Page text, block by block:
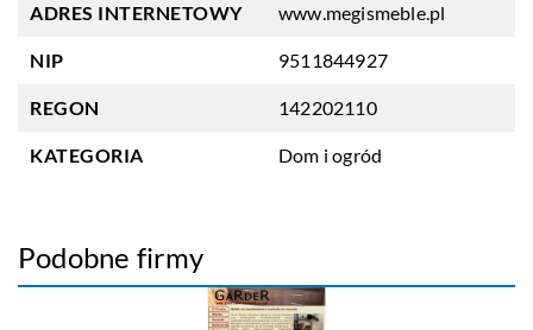
ADRES INTERNETOWY www.megismeble.pl
NIP 9511844927
REGON 142202110
KATEGORIA Dom i ogród
Podobne firmy